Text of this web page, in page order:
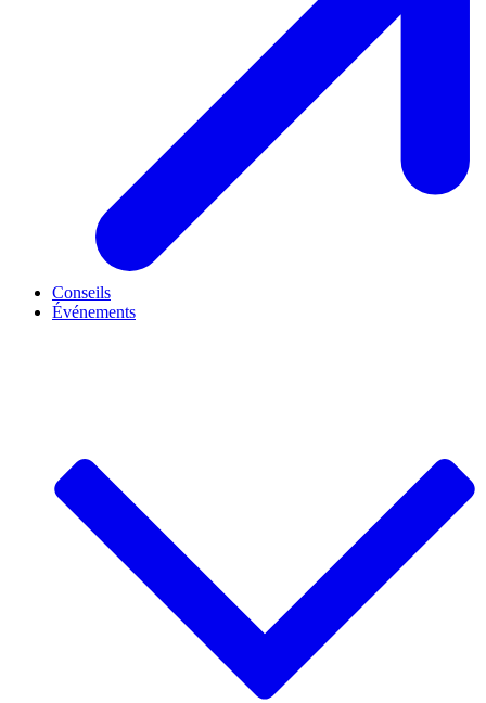
Conseils
Événements